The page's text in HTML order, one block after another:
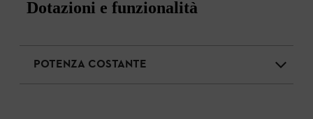
Dotazioni e funzionalità
POTENZA COSTANTE